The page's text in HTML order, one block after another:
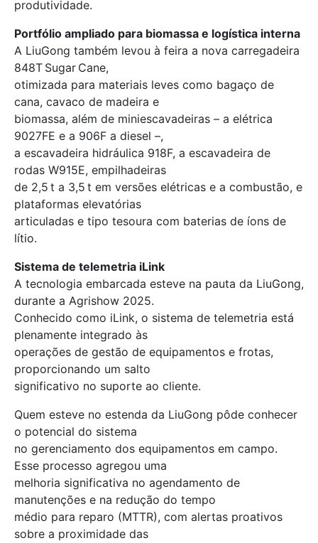
produtividade.
Portfólio ampliado para biomassa e logística interna
A LiuGong também levou à feira a nova carregadeira
848T Sugar Cane,
otimizada para materiais leves como bagaço de
cana, cavaco de madeira e
biomassa, além de miniescavadeiras – a elétrica
9027FE e a 906F a diesel –,
a escavadeira hidráulica 918F, a escavadeira de
rodas W915E, empilhadeiras
de 2,5 t a 3,5 t em versões elétricas e a combustão, e
plataformas elevatórias
articuladas e tipo tesoura com baterias de íons de
lítio.
Sistema de telemetria iLink
A tecnologia embarcada esteve na pauta da LiuGong,
durante a Agrishow 2025.
Conhecido como iLink, o sistema de telemetria está
plenamente integrado às
operações de gestão de equipamentos e frotas,
proporcionando um salto
significativo no suporte ao cliente.
Quem esteve no estenda da LiuGong pôde conhecer
o potencial do sistema
no gerenciamento dos equipamentos em campo.
Esse processo agregou uma
melhoria significativa no agendamento de
manutenções e na redução do tempo
médio para reparo (MTTR), com alertas proativos
sobre a proximidade das